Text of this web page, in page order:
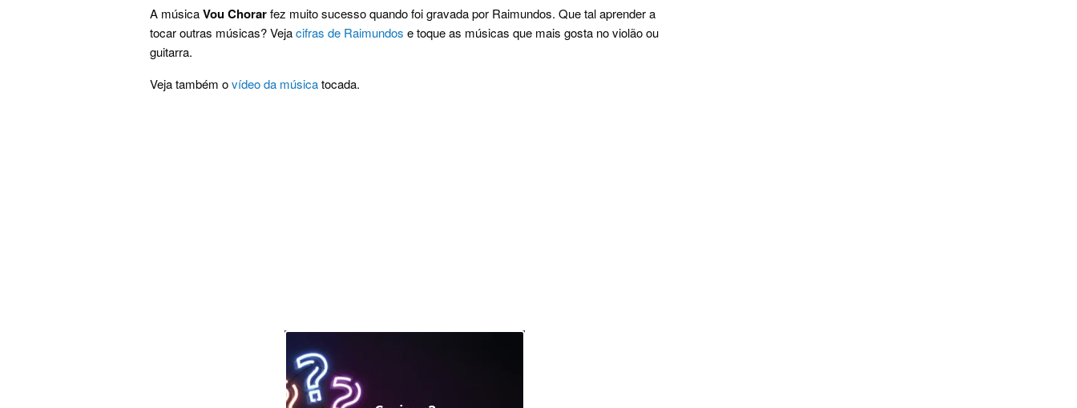
A músicaVou Chorarfez muito sucesso quando foi gravada por Raimundos. Que tal aprender a
tocar outras músicas? Vejacifras de Raimundos e toque as músicas que mais gosta no violão ou
guitarra.
Veja também ovídeo da músicatocada.